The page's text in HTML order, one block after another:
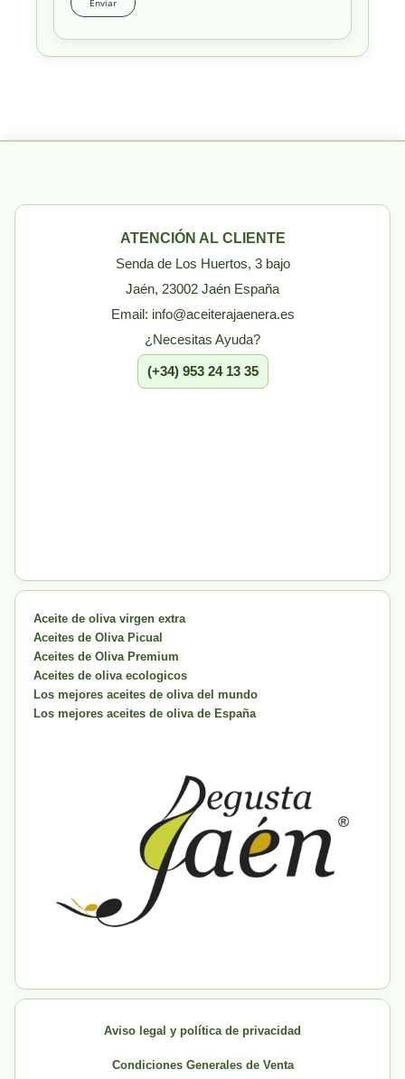
ATENCIÓN AL CLIENTE
Senda de Los Huertos, 3 bajo
Jaén, 23002 Jaén España
Email: info@aceiterajaenera.es
¿Necesitas Ayuda?
(+34) 953 24 13 35
Aceite de oliva virgen extra
Aceites de Oliva Picual
Aceites de Oliva Premium
Aceites de oliva ecologicos
Los mejores aceites de oliva del mundo
Los mejores aceites de oliva de España
Aviso legal y política de privacidad
Condiciones Generales de Venta